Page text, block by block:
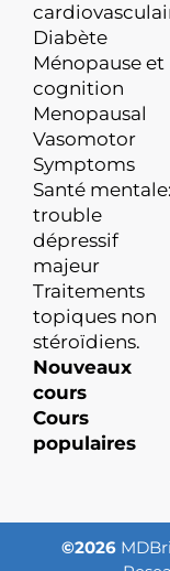
Diabète
Ménopause et
cognition
Menopausal
Vasomotor
Symptoms
Santé mentale:
trouble
dépressif
majeur
Traitements
topiques non
stéroïdiens.
Nouveaux
cours
Cours
populaires
©2026